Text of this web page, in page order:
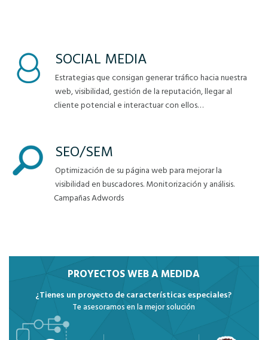
SOCIAL MEDIA
Estrategias que consigan generar tráfico hacia nuestra
web, visibilidad, gestión de la reputación, llegar al
cliente potencial e interactuar con ellos…
SEO/SEM
Optimización de su página web para mejorar la
visibilidad en buscadores. Monitorización y análisis.
Campañas Adwords
PROYECTOS WEB A MEDIDA
¿Tienes un proyecto de características especiales?
Te asesoramos en la mejor solución